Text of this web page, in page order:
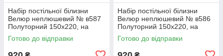
Набір постільної білизни
Велюр неплюшевий № в587
Полуторний 150х220, на
кнопках
Готово до відправки
Набір постільної білизни
Велюр неплюшевий № в586
Полуторний 150х220, на
кнопках
Готово до відправки